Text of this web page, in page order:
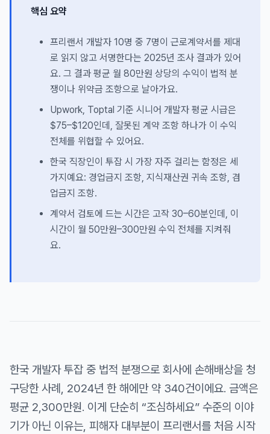
핵심 요약
프리랜서 개발자 10명 중 7명이 근로계약서를 제대
로 읽지 않고 서명한다는 2025년 조사 결과가 있어
요. 그 결과 평균 월 80만원 상당의 수익이 법적 분
쟁이나 위약금 조항으로 날아가요.
Upwork, Toptal 기준 시니어 개발자 평균 시급은
$75–$120인데, 잘못된 계약 조항 하나가 이 수익
전체를 위협할 수 있어요.
한국 직장인이 투잡 시 가장 자주 걸리는 함정은 세
가지예요: 경업금지 조항, 지식재산권 귀속 조항, 겸
업금지 조항.
계약서 검토에 드는 시간은 고작 30–60분인데, 이
시간이 월 50만원–300만원 수익 전체를 지켜줘
요.
한국 개발자 투잡 중 법적 분쟁으로 회사에 손해배상을 청
구당한 사례, 2024년 한 해에만 약 340건이에요. 금액은
평균 2,300만원. 이게 단순히 “조심하세요” 수준의 이야
기가 아닌 이유는, 피해자 대부분이 프리랜서를 처음 시작